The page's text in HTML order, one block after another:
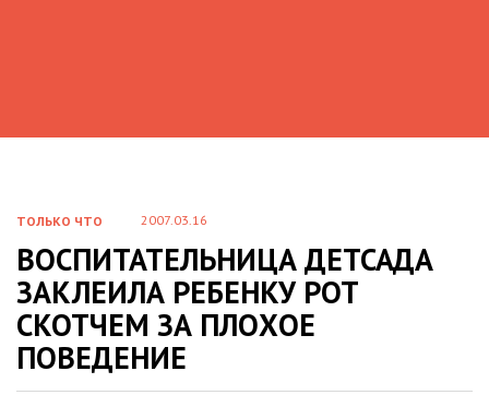
ТОЛЬКО ЧТО 2007.03.16
ВОСПИТАТЕЛЬНИЦА ДЕТСАДА
ЗАКЛЕИЛА РЕБЕНКУ РОТ
СКОТЧЕМ ЗА ПЛОХОЕ
ПОВЕДЕНИЕ